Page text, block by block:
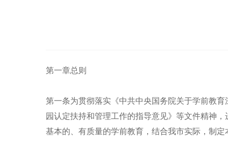
第一章总则
第一条为贯彻落实《中共中央国务院关于学前教
园认定扶持和管理工作的指导意见》等文件精神
基本的、有质量的学前教育，结合我市实际，制定